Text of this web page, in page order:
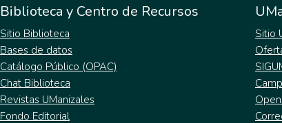
Biblioteca y Centro de Recursos
Sitio Biblioteca
Bases de datos
Catálogo Público (OPAC)
Chat Biblioteca
Revistas UManizales
Fondo Editorial
Sitio